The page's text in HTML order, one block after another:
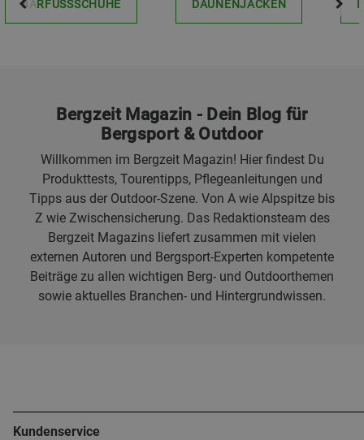
BARFUSSSCHUHE DAUNENJACKEN
Bergzeit Magazin - Dein Blog für
Bergsport & Outdoor
Willkommen im Bergzeit Magazin! Hier findest Du
Produkttests, Tourentipps, Pflegeanleitungen und
Tipps aus der Outdoor-Szene. Von A wie Alpspitze bis
Z wie Zwischensicherung. Das Redaktionsteam des
Bergzeit Magazins liefert zusammen mit vielen
externen Autoren und Bergsport-Experten kompetente
Beiträge zu allen wichtigen Berg- und Outdoorthemen
sowie aktuelles Branchen- und Hintergrundwissen.
Kundenservice